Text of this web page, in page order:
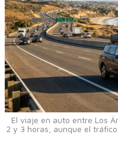
El viaje en auto entre Los
2 y 3 horas, aunque el